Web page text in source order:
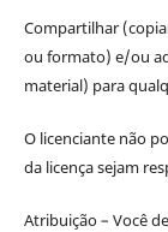
Compartilhar
ou formato) e/ou
material) para
O licenciante não
da licença sejam
Atribuição – Você